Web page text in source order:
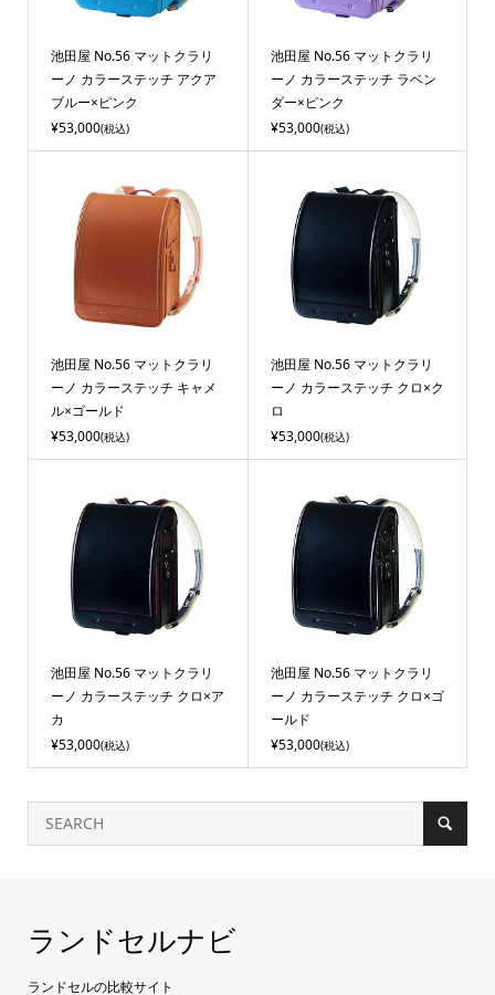
池田屋 No.56 マットクラリ
ーノ カラーステッチ アクア
ブルー×ピンク
¥53,000(税込)
池田屋 No.56 マットクラリ
ーノ カラーステッチ ラベン
ダー×ピンク
¥53,000(税込)
池田屋 No.56 マットクラリ
ーノ カラーステッチ キャメ
ル×ゴールド
¥53,000(税込)
池田屋 No.56 マットクラリ
ーノ カラーステッチ クロ×ク
ロ
¥53,000(税込)
池田屋 No.56 マットクラリ
ーノ カラーステッチ クロ×ア
カ
¥53,000(税込)
池田屋 No.56 マットクラリ
ーノ カラーステッチ クロ×ゴ
ールド
¥53,000(税込)
ランドセルナビ
ランドセルの比較サイト